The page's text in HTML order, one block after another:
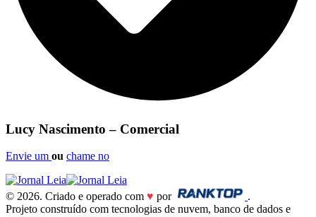
Lucy Nascimento – Comercial
Envie um ou chame no
© 2026. Criado e operado com ♥ por
.
Projeto construído com tecnologias de nuvem, banco de dados e